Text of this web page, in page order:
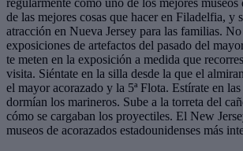
regularmente como uno de los mejores museos
de las mejores cosas que hacer en Filadelfia, y
atracción en Nueva Jersey para las familias.
exposiciones de artefactos del pasado del
te meten en la exposición a medida que
visita. Siéntate en la silla desde la que el
el mayor acorazado y la 5ª Flota. Estírate en
dormían los marineros. Sube a la torreta del
cómo se cargaban los proyectiles. El New
museos de acorazados estadounidenses más